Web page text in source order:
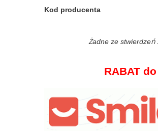
Kod producenta
Żadne ze
RABAT